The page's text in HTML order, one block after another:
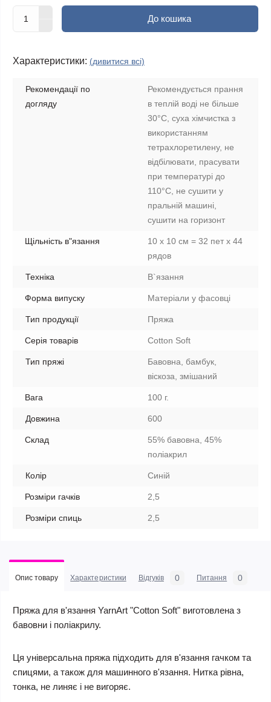
До кошика
Характеристики: (дивитися всі)
Рекомендації по
догляду
Рекомендується прання
в теплій воді не більше
30°C, суха хімчистка з
використанням
тетрахлоретилену, не
відбілювати, прасувати
при температурі до
110°C, не сушити у
пральній машині,
сушити на горизонт
Щільність в"язання
10 х 10 см = 32 пет х 44
рядов
Техніка В`язання
Форма випуску Матеріали у фасовці
Тип продукції Пряжа
Серія товарів Cotton Soft
Тип пряжі
Бавовна, бамбук,
віскоза, змішаний
Вага 100 г.
Довжина 600
Склад
55% бавовна, 45%
поліакрил
Колір Синій
Розміри гачків 2,5
Розміри спиць 2,5
Опис товару Характеристики Відгуків 0 Питання 0
Пряжа для в'язання YarnArt "Cotton Soft" виготовлена з
бавовни і поліакрилу.
Ця універсальна пряжа підходить для в'язання гачком та
спицями, а також для машинного в'язання. Нитка рівна,
тонка, не линяє і не вигоряє.